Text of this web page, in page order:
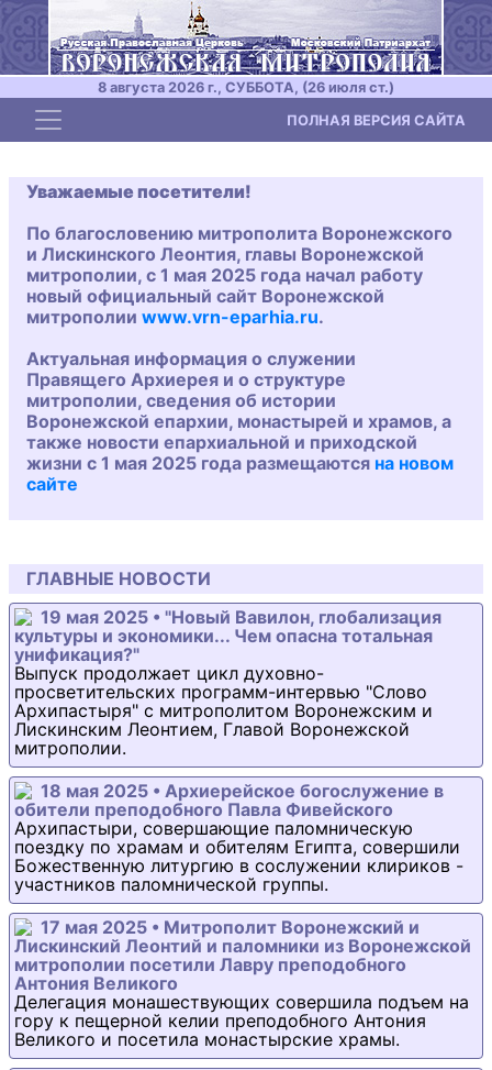
8 августа 2026 г., СУББОТА, (26 июля ст.)
Toggle navigation ПОЛНАЯ ВЕРСИЯ САЙТА
Уважаемые посетители!
По благословению митрополита Воронежского
и Лискинского Леонтия, главы Воронежской
митрополии, с 1 мая 2025 года начал работу
новый официальный сайт Воронежской
митрополии www.vrn-eparhia.ru.
Актуальная информация о служении
Правящего Архиерея и о структуре
митрополии, сведения об истории
Воронежской епархии, монастырей и храмов, а
также новости епархиальной и приходской
жизни с 1 мая 2025 года размещаются на новом
сайте
ГЛАВНЫЕ НОВОСТИ
19 мая 2025 • "Новый Вавилон, глобализация
культуры и экономики... Чем опасна тотальная
унификация?"
Выпуск продолжает цикл духовно-
просветительских программ-интервью "Слово
Архипастыря" с митрополитом Воронежским и
Лискинским Леонтием, Главой Воронежской
митрополии.
18 мая 2025 • Архиерейское богослужение в
обители преподобного Павла Фивейского
Архипастыри, совершающие паломническую
поездку по храмам и обителям Египта, совершили
Божественную литургию в сослужении клириков -
участников паломнической группы.
17 мая 2025 • Митрополит Воронежский и
Лискинский Леонтий и паломники из Воронежской
митрополии посетили Лавру преподобного
Антония Великого
Делегация монашествующих совершила подъем на
гору к пещерной келии преподобного Антония
Великого и посетила монастырские храмы.